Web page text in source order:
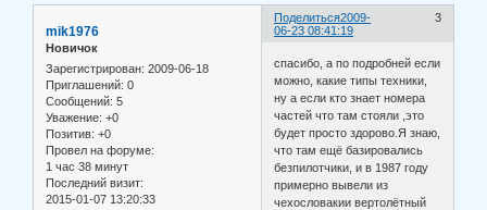
Поделиться 3
2009-
06-23 08:41:19
mik1976
Новичок
Зарегистрирован: 2009-06-18
Приглашений: 0
Сообщений: 5
Уважение: +0
Позитив: +0
Провел на форуме:
1 час 38 минут
Последний визит:
2015-01-07 13:20:33
спасибо, а по подробней если
можно, какие типы техники,
ну а если кто знает номера
частей что там стояли ,это
будет просто здорово.Я знаю,
что там ещё базировались
безпилотчики, и в 1987 году
примерно вывели из
чехословакии вертолётный